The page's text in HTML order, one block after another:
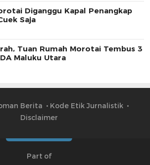
Diganggu Kapal Penangkap
Saja
Tuan Rumah Morotai Tembus 3
Maluku Utara
Berita
Kode Etik Jurnalistik
Disclaimer
Part of